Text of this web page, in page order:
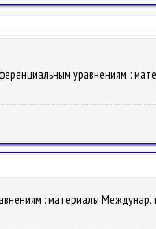
уравнениям :
: материалы Междунар.